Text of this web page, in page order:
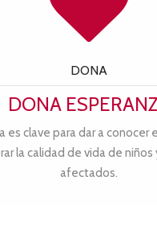
DONA
DONA
es clave para dar a conocer
la calidad de vida de niños
afectados.